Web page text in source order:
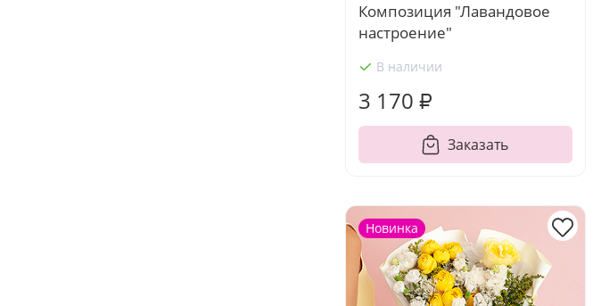
Композиция "Лавандовое
настроение"
В наличии
3 170 ₽
Заказать
Новинка